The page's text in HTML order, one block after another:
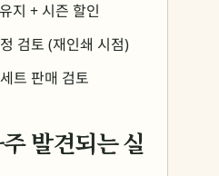
지 + 시즌 할인
검토 (재인쇄 시점)
트 판매 검토
발견되는 실